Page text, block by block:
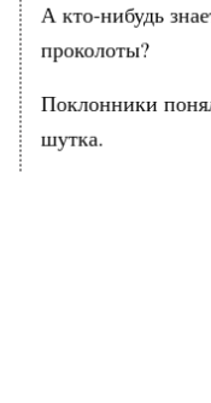
А кто-нибудь
проколоты?
Поклонники
шутка.